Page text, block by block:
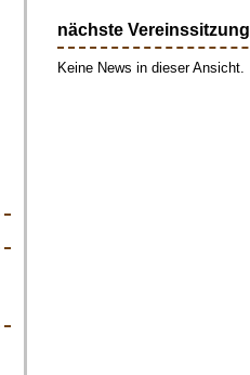
nächste Vereinssitzung
Keine News in dieser Ansicht.